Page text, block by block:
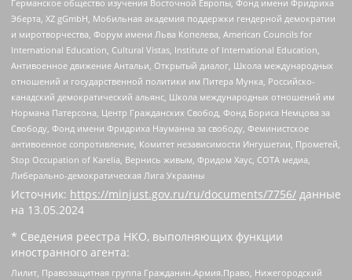
Германское общество изучения Восточной Европы, Фонд имени Фридриха
Эберта, XZ gGmbH, Мобильная академия поддержки гендерной демократии
и миротворчества, Форум имени Льва Копелева, American Councils for
International Education, Cultural Vistas, Institute of International Education,
Антивоенное движение Антальи, Открытый диалог, Школа международных
отношений и государственной политики им Питера Мунка, Российско-
канадский демократический альянс, Школа международных отношений им
Нормана Патерсона, Центр Гражданских Свобод, Фонд Бориса Немцова за
Свободу, Фонд имени Фридриха Науманна за свободу, Феминистское
антивоенное сопротивление, Комитет независимости Ингушетии, Прометей,
Stop Occupation of Karelia, Вернись живым, Фридом Хаус, СОТА медиа,
Либерально-демократическая Лига Украины
Источник: https://minjust.gov.ru/ru/documents/7756/ данные
на 13.05.2024
* Сведения реестра НКО, выполняющих функции
иностранного агента:
Лилит, Правозащитная группа Гражданин.Армия.Право, Нижегородский